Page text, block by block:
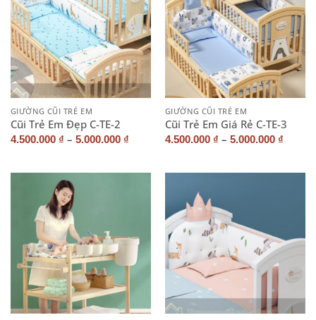
GIƯỜNG CŨI TRẺ EM
Cũi Trẻ Em Đẹp C-TE-2
4.500.000 ₫ – 5.000.000 ₫
GIƯỜNG CŨI TRẺ EM
Cũi Trẻ Em Giá Rẻ C-TE-3
4.500.000 ₫ – 5.000.000 ₫